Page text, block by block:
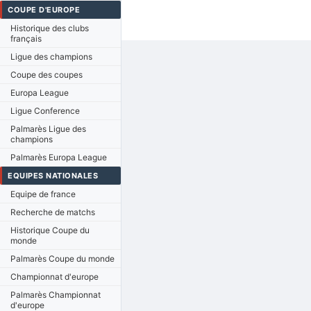
COUPE D'EUROPE
Historique des clubs
français
Ligue des champions
Coupe des coupes
Europa League
Ligue Conference
Palmarès Ligue des
champions
Palmarès Europa League
EQUIPES NATIONALES
Equipe de france
Recherche de matchs
Historique Coupe du
monde
Palmarès Coupe du monde
Championnat d'europe
Palmarès Championnat
d'europe